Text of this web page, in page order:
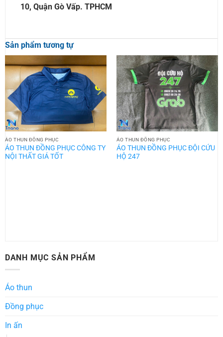
10, Quận Gò Vấp. TPHCM
Sản phẩm tương tự
ÁO THUN ĐỒNG PHỤC
ÁO THUN ĐỒNG PHỤC CÔNG TY
NỘI THẤT GIÁ TỐT
ÁO THUN ĐỒNG PHỤC
ÁO THUN ĐỒNG PHỤC ĐỘI CỨU
HỘ 247
DANH MỤC SẢN PHẨM
Áo thun
Đồng phục
In ấn